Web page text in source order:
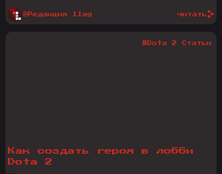
@Редакция 1lag читать
Как создать героя в лобби
Dota 2
#Dota 2 Статьи